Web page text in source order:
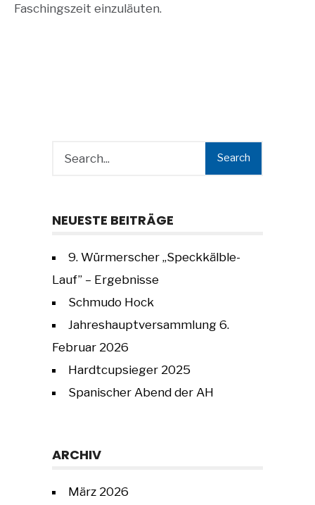
Faschingszeit einzuläuten.
Search
NEUESTE BEITRÄGE
9. Würmerscher „Speckkälble-
Lauf” – Ergebnisse
Schmudo Hock
Jahreshauptversammlung 6.
Februar 2026
Hardtcupsieger 2025
Spanischer Abend der AH
ARCHIV
März 2026